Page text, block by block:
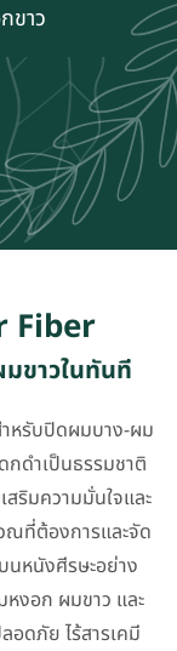
ขาว
Fiber
ขาวในทันที
หรับปิดผมบาง-ผม
กดำเป็นธรรมชาติ
สริมความมั่นใจและ
ณที่ต้องการและจัด
หนังศีรษะอย่าง
งอก ผมขาว และ
อดภัย ไร้สารเคมี